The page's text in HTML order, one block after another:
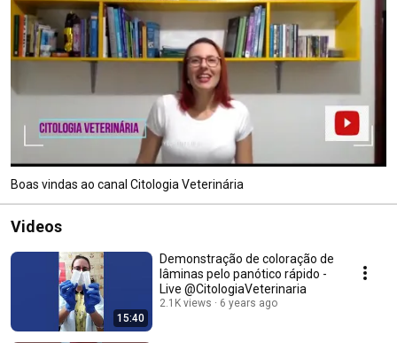
Boas vindas ao canal Citologia Veterinária
Videos
15:40
Demonstração de coloração de
lâminas pelo panótico rápido -
Live @CitologiaVeterinaria
2.1K views 6 years ago